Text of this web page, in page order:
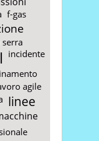
f-gas
serra
incidente
agile
linee